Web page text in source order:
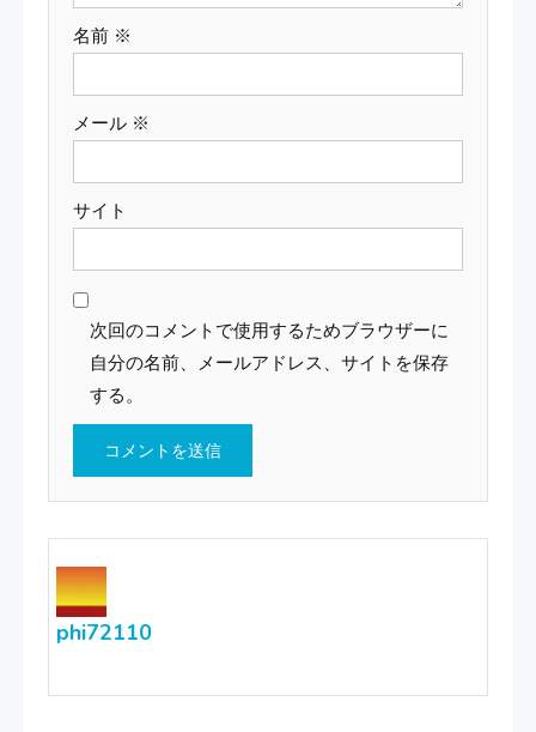
名前 ※
メール ※
サイト
次回のコメントで使用するためブラウザーに
自分の名前、メールアドレス、サイトを保存
する。
phi72110